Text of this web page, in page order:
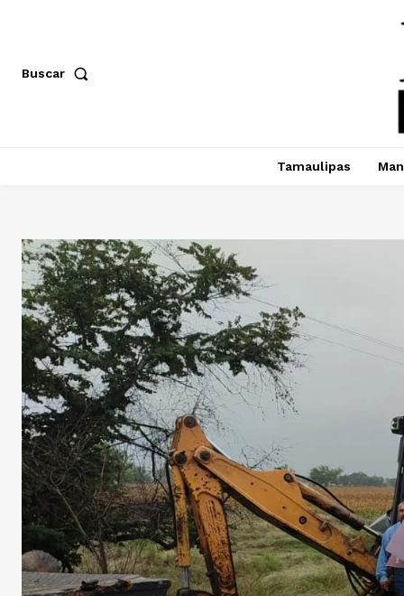
Buscar
Tamaulipas